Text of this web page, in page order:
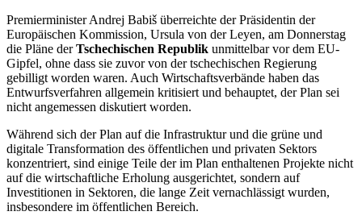
Premierminister Andrej Babiš überreichte der Präsidentin der
Europäischen Kommission, Ursula von der Leyen, am Donnerstag
die Pläne derTschechischen Republik unmittelbar vor dem EU-
Gipfel, ohne dass sie zuvor von der tschechischen Regierung
gebilligt worden waren. Auch Wirtschaftsverbände haben das
Entwurfsverfahren allgemein kritisiert und behauptet, der Plan sei
nicht angemessen diskutiert worden.
Während sich der Plan auf die Infrastruktur und die grüne und
digitale Transformation des öffentlichen und privaten Sektors
konzentriert, sind einige Teile der im Plan enthaltenen Projekte nicht
auf die wirtschaftliche Erholung ausgerichtet, sondern auf
Investitionen in Sektoren, die lange Zeit vernachlässigt wurden,
insbesondere im öffentlichen Bereich.